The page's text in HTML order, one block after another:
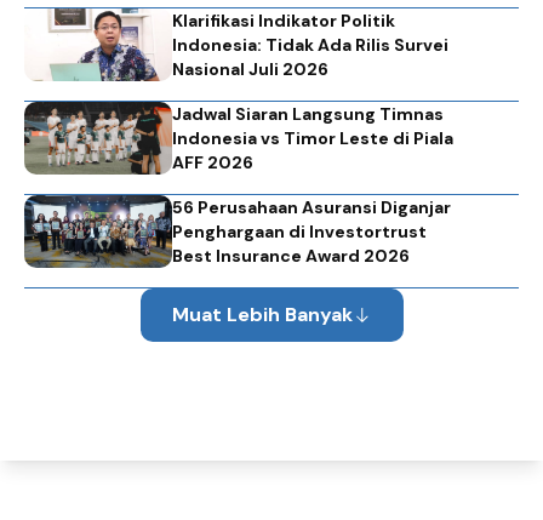
Klarifikasi Indikator Politik
Indonesia: Tidak Ada Rilis Survei
Nasional Juli 2026
Jadwal Siaran Langsung Timnas
Indonesia vs Timor Leste di Piala
AFF 2026
56 Perusahaan Asuransi Diganjar
Penghargaan di Investortrust
Best Insurance Award 2026
Muat Lebih Banyak